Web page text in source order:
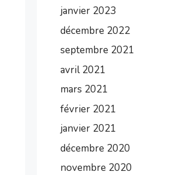
janvier 2023
décembre 2022
septembre 2021
avril 2021
mars 2021
février 2021
janvier 2021
décembre 2020
novembre 2020